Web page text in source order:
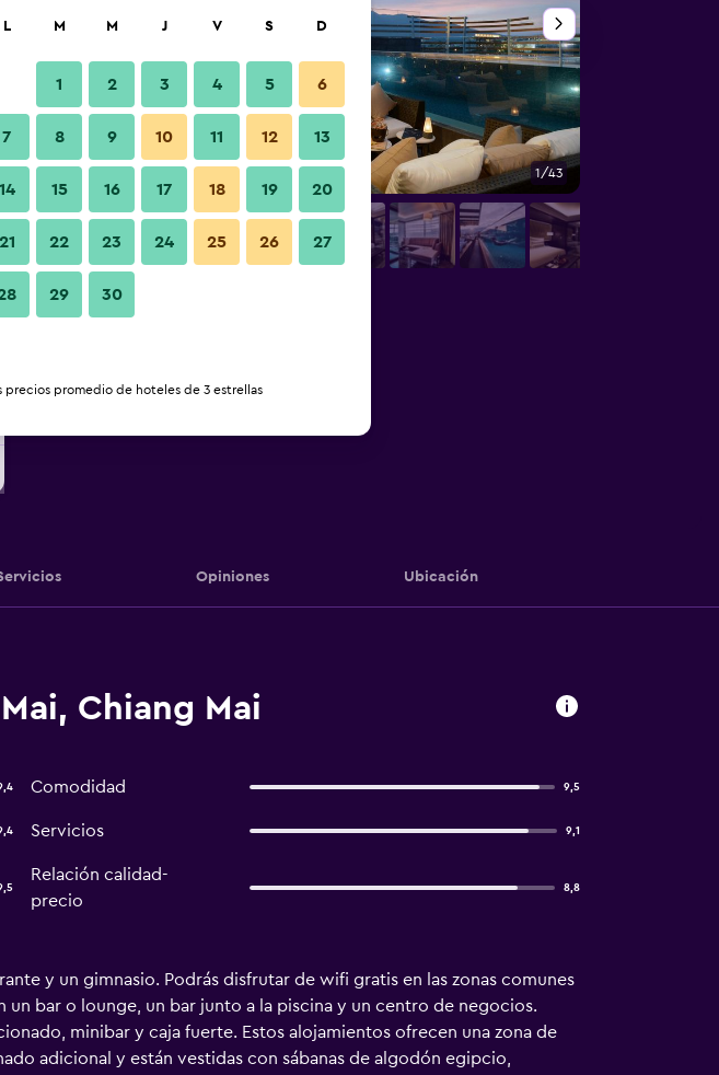
1/43
Fotos
Opiniones Ubicación
Chiang Mai
Comodidad 9,5
Servicios 9,1
Relación calidad-
precio
8,8
y un gimnasio. Podrás disfrutar de wifi gratis en las zonas comunes
bar o lounge, un bar junto a la piscina y un centro de negocios.
minibar y caja fuerte. Estos alojamientos ofrecen una zona de
adicional y están vestidas con sábanas de algodón egipcio,
L M M J V S D
1 2 3 4 5 6
7 8 9 10 11 12 13
14 15 16 17 18 19 20
21 22 23 24 25 26 27
29 30
precios promedio de hoteles de 3 estrellas